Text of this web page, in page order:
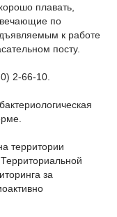
плавать,
по
к работе
посту.
2-66-10.
территории
за